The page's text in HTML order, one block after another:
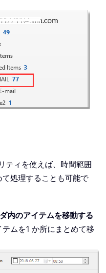
ティを使えば、時間範囲
処理することも可能で
内のアイテムを移動する
ムを1 か所にまとめて移